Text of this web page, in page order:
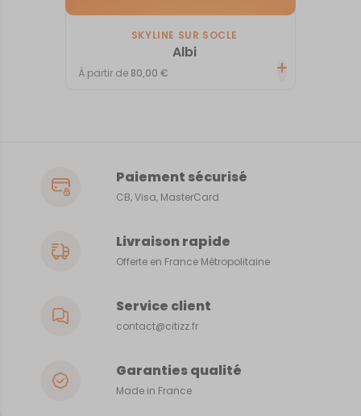
SKYLINE SUR SOCLE
Albi
À partir de 80,00€
Paiement sécurisé
CB, Visa, MasterCard
Livraison rapide
Offerte en France Métropolitaine
Service client
contact@citizz.fr
Garanties qualité
Made in France